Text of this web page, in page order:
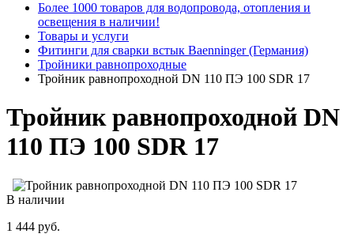
Более 1000 товаров для водопровода, отопления и
освещения в наличии!
Товары и услуги
Фитинги для сварки встык Baenninger (Германия)
Тройники равнопроходные
Тройник равнопроходной DN 110 ПЭ 100 SDR 17
Тройник равнопроходной DN
110 ПЭ 100 SDR 17
В наличии
1 444 руб.